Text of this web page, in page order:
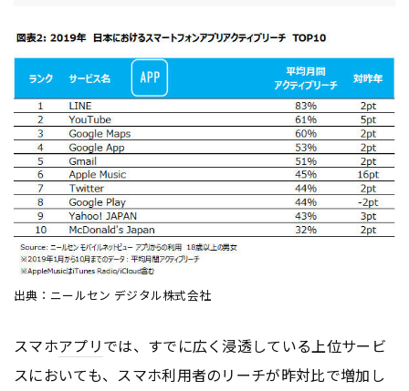
出典：ニールセン デジタル株式会社
スマホアプリでは、すでに広く浸透している上位サービ
スにおいても、スマホ利用者のリーチが昨対比で増加し